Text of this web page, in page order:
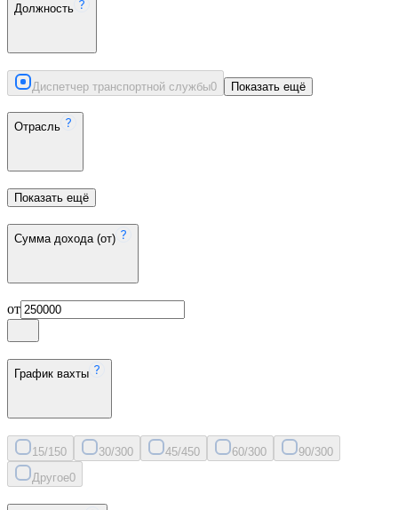
Должность
Диспетчер транспортной службы0 Показать ещё
Отрасль
Показать ещё
Сумма дохода (от)
от
График вахты
15/150 30/300 45/450 60/300 90/300
Другое0